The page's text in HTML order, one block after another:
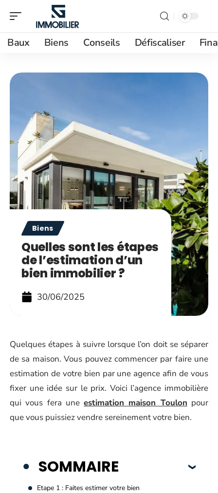
Baux Biens Conseils Défiscaliser
Biens
Quelles sont les étapes
de l’estimation d’un
bien immobilier ?
30/06/2025
Quelques étapes à suivre lorsque l’on doit se séparer
de sa maison. Vous pouvez commencer par faire une
estimation de votre bien par une agence afin de vous
fixer une idée sur le prix. Voici l’agence immobilière
qui vous fera uneestimation maison Toulon pour
que vous puissiez vendre sereinement votre bien.
SOMMAIRE
Etape 1 : Faites estimer votre bien